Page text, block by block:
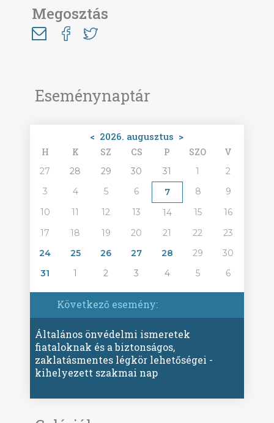
Eseménynaptár
< 2026. augusztus >
H K SZ CS P SZO V
27 28 29 30 31 1
2
3
4 5 6 7 8
9
10
11 12 13 14 15
16
17
18 19 20 21 22
23
24
25 26 27 28 29
30
31
1 2 3 4 5 6
Következő esemény:
Általános önvédelmi ismeretek
fiataloknak és a biztonságos,
zaklatásmentes légkör lehetőségei -
kihelyezett szakmai nap
Megosztás